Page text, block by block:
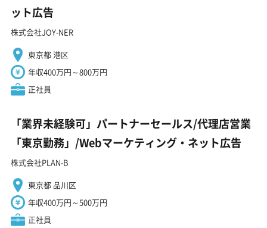
ット広告
株式会社JOY-NER
東京都 港区
年収400万円～800万円
正社員
「業界未経験可」パートナーセールス/代理店営業
「東京勤務」/Webマーケティング・ネット広告
株式会社PLAN-B
東京都 品川区
年収400万円～500万円
正社員